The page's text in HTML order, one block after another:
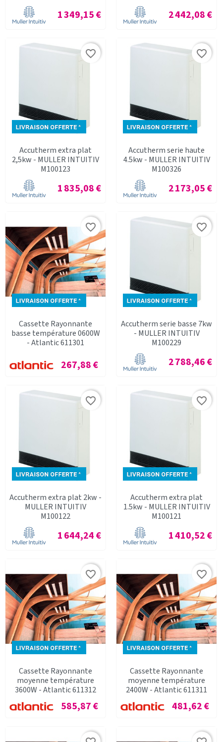
Prix
1 349,15 €
Prix
2 442,08 €
Accutherm extra plat
2,5kw - MULLER INTUITIV
M100123
Prix
1 835,08 €
favorite_border
Accutherm serie haute
4.5kw - MULLER INTUITIV
M100326
Prix
2 173,05 €
favorite_border
Cassette Rayonnante
basse température 0600W
- Atlantic 611301
Prix
267,88 €
favorite_border
Accutherm serie basse 7kw
- MULLER INTUITIV
M100229
Prix
2 788,46 €
favorite_border
Accutherm extra plat 2kw -
MULLER INTUITIV
M100122
Prix
1 644,24 €
favorite_border
Accutherm extra plat
1.5kw - MULLER INTUITIV
M100121
Prix
1 410,52 €
favorite_border
Cassette Rayonnante
moyenne température
3600W - Atlantic 611312
Prix
585,87 €
favorite_border
Cassette Rayonnante
moyenne température
2400W - Atlantic 611311
Prix
481,62 €
favorite_border